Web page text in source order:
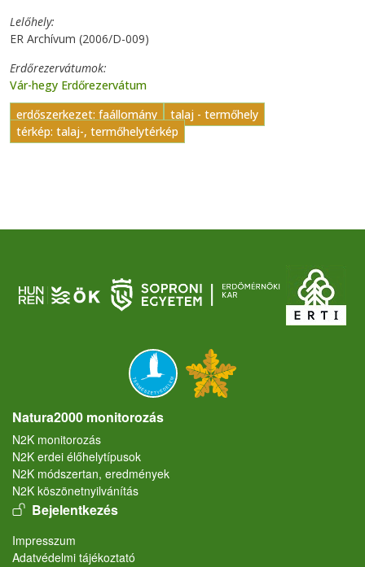
Lelőhely
ER Archívum (2006/D-009)
Erdőrezervátumok
Vár-hegy Erdőrezervátum
erdőszerkezet: faállomány
talaj - termőhely
térkép: talaj-, termőhelytérkép
Natura2000 monitorozás
N2K monitorozás
N2K erdei élőhelytípusok
N2K módszertan, eredmények
N2K köszönetnyilvánítás
User account menu
Bejelentkezés
Lábléc
Impresszum
Adatvédelmi tájékoztató